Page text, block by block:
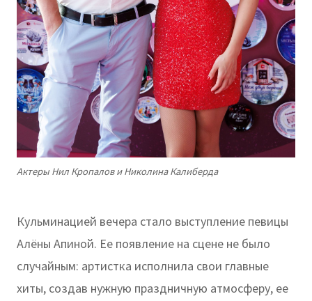
Актеры Нил Кропалов и Николина Калиберда
Кульминацией вечера стало выступление певицы
Алёны Апиной. Ее появление на сцене не было
случайным: артистка исполнила свои главные
хиты, создав нужную праздничную атмосферу, ее